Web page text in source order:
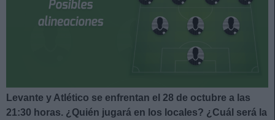
Levante y Atlético se enfrentan el 28 de octubre a las
21:30 horas. ¿Quién jugará en los locales? ¿Cuál será la